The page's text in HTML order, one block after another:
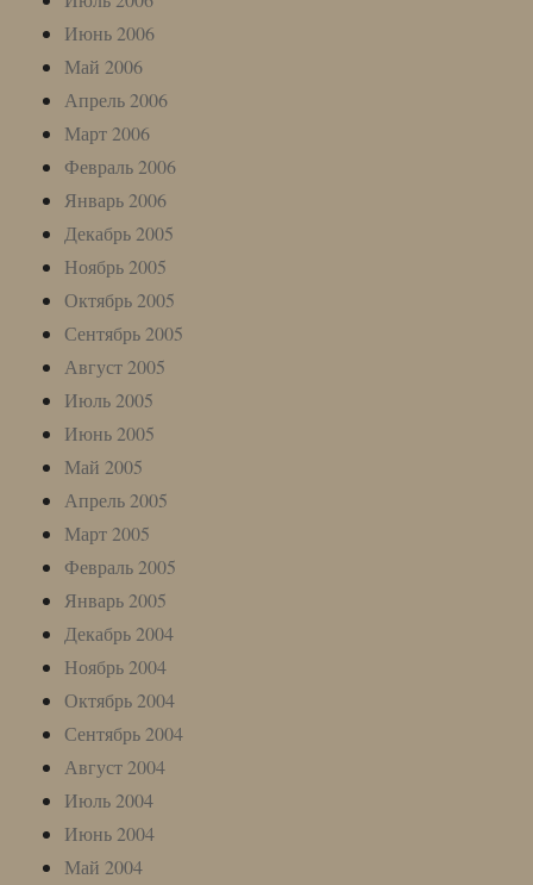
Июнь 2006
Май 2006
Апрель 2006
Март 2006
Февраль 2006
Январь 2006
Декабрь 2005
Ноябрь 2005
Октябрь 2005
Сентябрь 2005
Август 2005
Июль 2005
Июнь 2005
Май 2005
Апрель 2005
Март 2005
Февраль 2005
Январь 2005
Декабрь 2004
Ноябрь 2004
Октябрь 2004
Сентябрь 2004
Август 2004
Июль 2004
Июнь 2004
Май 2004